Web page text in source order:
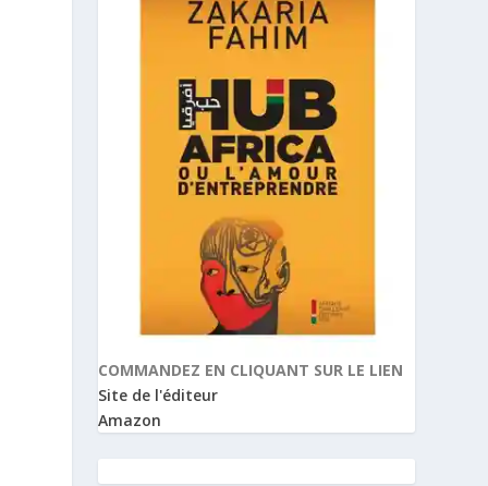
COMMANDEZ EN CLIQUANT SUR LE LIEN
Site de l'éditeur
Amazon